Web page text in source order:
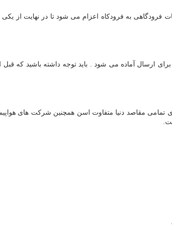
فرودگاهی به فرودکاه اعزام می شود تا در نهایت از
ارسال آماده می شود . باید توجه داشته باشید که
تمامی مقاصد دنیا متفاوت اسن همچنین شرکت های